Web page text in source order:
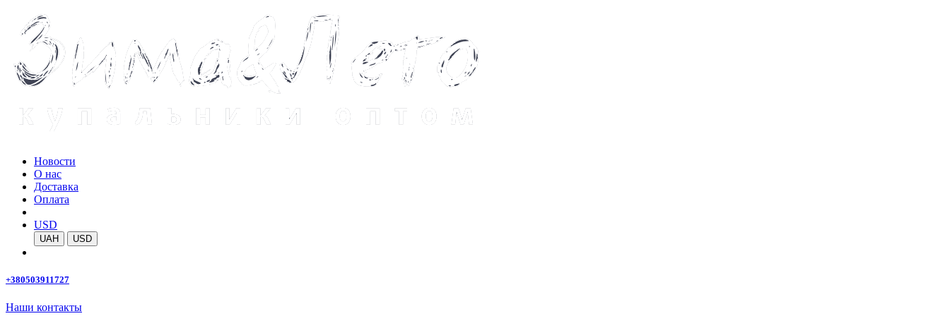
Новости
О нас
Доставка
Оплата
USD
UAH USD
+380503911727
Наши контакты